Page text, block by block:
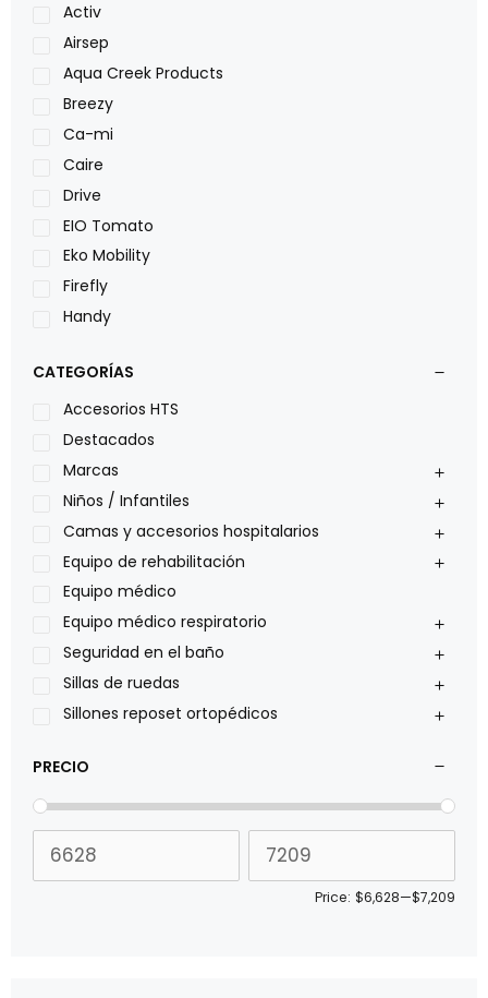
Activ
Airsep
Aqua Creek Products
Breezy
Ca-mi
Caire
Drive
EIO Tomato
Eko Mobility
Firefly
Handy
Leggero
Lumex
Medical Store
Nidek
Oxiplus
Philips
Pride
Roho
Sillas de ruedas Everest Jennings
Stealth products
Xiehe Medical
CATEGORÍAS
Accesorios HTS
Destacados
Marcas
Niños / Infantiles
Camas y accesorios hospitalarios
Equipo de rehabilitación
Equipo médico
Equipo médico respiratorio
Seguridad en el baño
Sillas de ruedas
Sillones reposet ortopédicos
PRECIO
Price: $6,628—$7,209